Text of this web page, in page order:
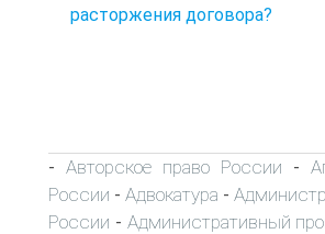
расторжения договора?
- Авторское право России -
России - Адвокатура -
России - Административный